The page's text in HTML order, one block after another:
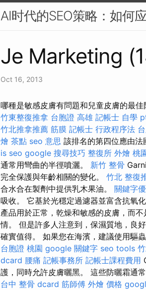
AI时代的SEO策略：如何
Je Marketing
Oct 16, 2013
哪種是敏感皮膚有問題和兒童皮膚的最
竹東整復推拿 台胞證 高雄 記帳士 自學
竹北推拿推薦 筋膜 記帳士 行政程序法
燴 茶點 seo 意思 該排名的第四位應由
is seo google 搜尋技巧 整復所 外燴 桃
通常用彎曲的半徑噴灑。 新竹 整骨
完全保護與年齡相關的變化。 竹北 整復
合水合在製劑中提供乳木果油。 關鍵字
吸收。 它基於光穩定過濾器並富含抗氧
產品用於正常，乾燥和敏感的皮膚，而
情。 但是許多人注意到，保濕質地，良
確實值得。 如果您在海濱，建議使用驅
台胞證 桃園 google 關鍵字 seo tools
dcard 腰痛 記帳事務所 記帳士課程費用
護，同時允許皮膚曬黑。 這些防曬霜通
台中 整骨 dcard 筋師傅 外燴 價格